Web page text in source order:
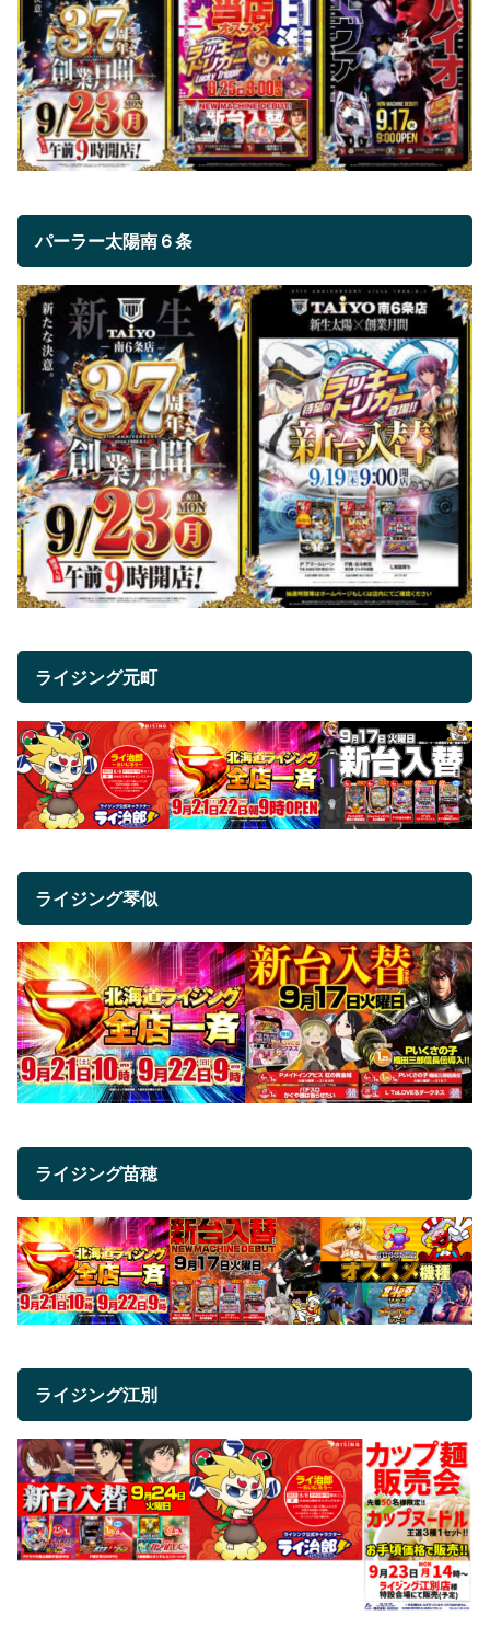
パーラー太陽南６条
ライジング元町
ライジング琴似
ライジング苗穂
ライジング江別